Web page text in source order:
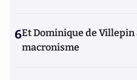
6Et Dominique de
macronisme